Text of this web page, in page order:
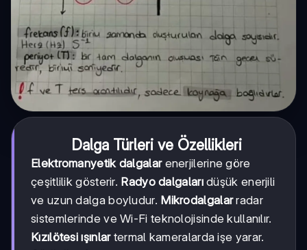
Dalga Türleri ve Özellikleri
Elektromanyetik dalgalarenerjilerine göre
çeşitlilik gösterir. Radyo dalgalarıdüşük enerjili
ve uzun dalga boyludur. Mikrodalgalarradar
sistemlerinde ve Wi-Fi teknolojisinde kullanılır.
Kızılötesi ışınlartermal kameralarda işe yarar.